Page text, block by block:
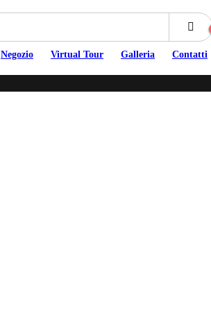
Negozio Virtual Tour Galleria Contatti